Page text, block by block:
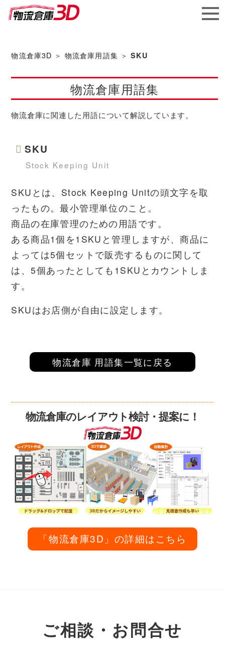
ソフ
ト株
式会社
物流倉庫3D ＞ 物流倉庫用語集 ＞SKU
物流倉庫用語集
物流倉庫に関連した用語について解説しています。
SKU
Stock Keeping Unit
SKUとは、Stock Keeping Unitの頭文字を取
ったもの。最小管理単位のこと。
商品の在庫管理のための用語です。
ある商品1個を1SKUと管理しますが、商品に
よっては5個セットで販売するものに関して
は、5個あったとしても1SKUとカウントしま
す。
SKUはお店側が自由に設定します。
物流倉庫 用語集一覧に戻る
物流倉庫のレイアウト検討・提案に！
「物流倉庫3D」の詳細はこちら
ご相談・お問合せ